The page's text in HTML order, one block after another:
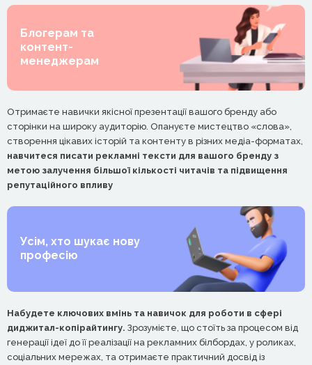
Блогерам та
контент-
менеджерам
Отримаєте навички якісної презентації вашого бренду або
сторінки на широку аудиторію. Опануєте мистецтво «слова»,
створення цікавих історій та контенту в різних медіа-форматах,
навчитеся писати рекламні тексти для вашого бренду з
метою залучення більшої кількості читачів та підвищення
репутаційного впливу
Усім, хто шукає нову
професію
Набудете ключових вмінь та навичок для роботи в сфері
диджитал-копірайтингу. Зрозумієте, що стоїть за процесом від
генерації ідеї до її реалізації на рекламних білбордах, у роликах,
соціальних мережах, та отримаєте практичний досвід із